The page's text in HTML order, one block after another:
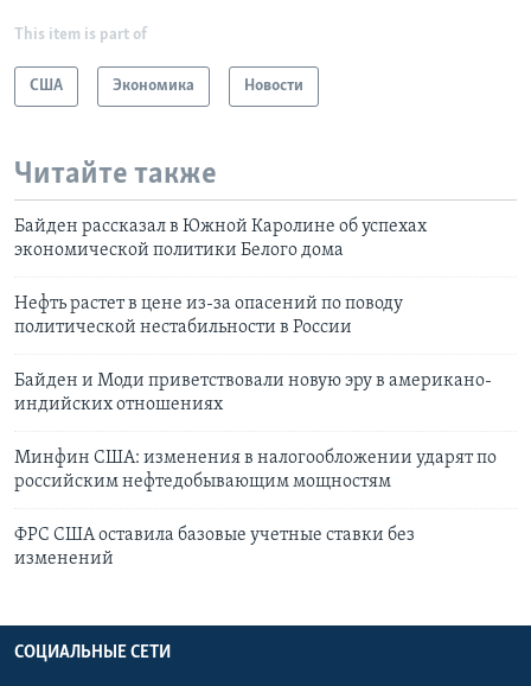
This item is part of
США Экономика Новости
Читайте также
Байден рассказал в Южной Каролине об успехах
экономической политики Белого дома
Нефть растет в цене из-за опасений по поводу
политической нестабильности в России
Байден и Моди приветствовали новую эру в американо-
индийских отношениях
Минфин США: изменения в налогообложении ударят по
российским нефтедобывающим мощностям
ФРС США оставила базовые учетные ставки без
изменений
СОЦИАЛЬНЫЕ СЕТИ